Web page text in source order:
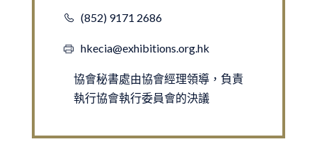
(852) 9171 2686
hkecia@exhibitions.org.hk
協會秘書處由協會經理領導，負責
執行協會執行委員會的決議